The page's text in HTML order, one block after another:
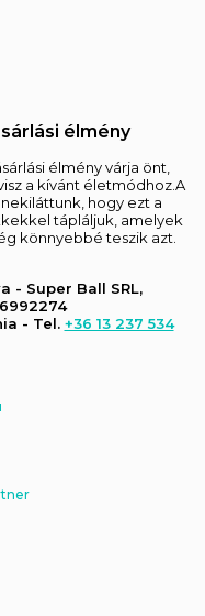
élmény
élmény várja önt,
a kívánt életmódhoz.A
hogy ezt a
tápláljuk, amelyek
könnyebbé teszik azt.
- Super Ball SRL,
- Tel. +36 13 237 534